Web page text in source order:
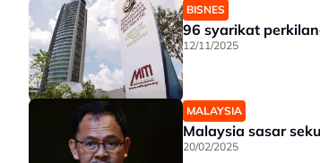
BISNES
96 syarikat
12/11/2025
MALAYSIA
Malaysia sasar
20/02/2025